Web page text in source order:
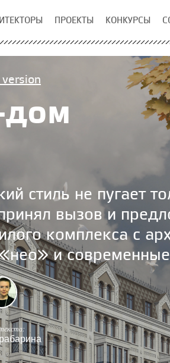
ПРОЕКТЫ КОНКУРСЫ
стиль не пугает
вызов и
комплекса c
и